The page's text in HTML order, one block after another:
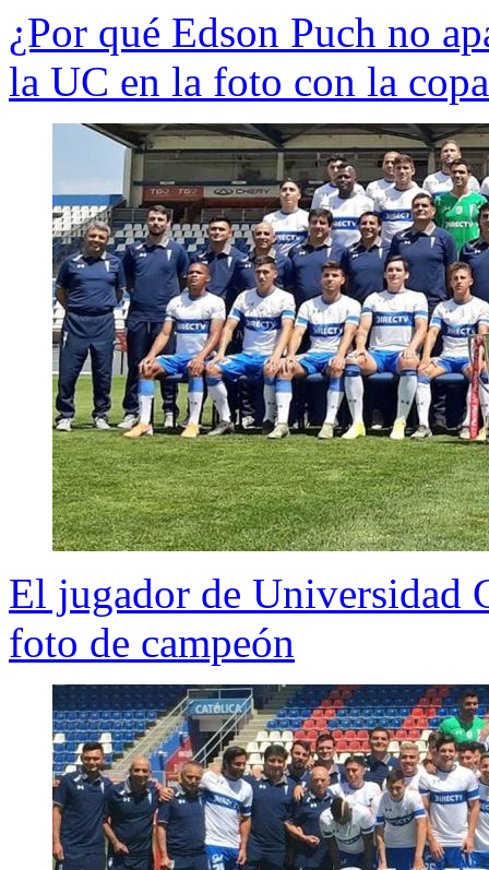
¿Por qué Edson Puch no
la UC en la foto con la
El jugador de Universidad
foto de campeón